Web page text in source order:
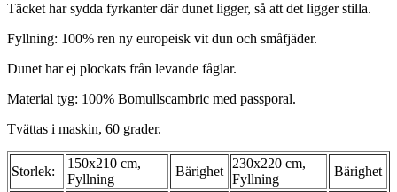
Täcket har sydda fyrkanter där dunet ligger, så att det ligger stilla.
Fyllning: 100% ren ny europeisk vit dun och småfjäder.
Dunet har ej plockats från levande fåglar.
Material tyg: 100% Bomullscambric med passporal.
Tvättas i maskin, 60 grader.
Storlek:
150x210 cm,
Fyllning
Bärighet
230x220 cm,
Fyllning
Bärighet